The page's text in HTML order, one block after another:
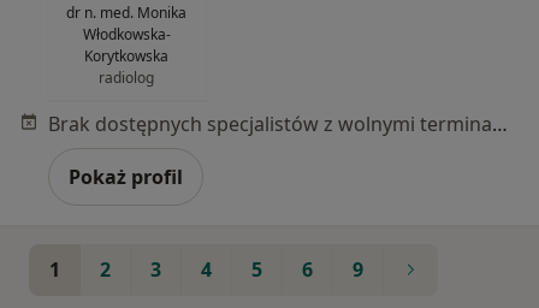
dr n. med. Monika
Włodkowska-
Korytkowska
radiolog
Brak dostępnych specjalistów z wolnymi terminami w tym centrum medycznym.
Pokaż profil
1 2 3 4 5 6 9